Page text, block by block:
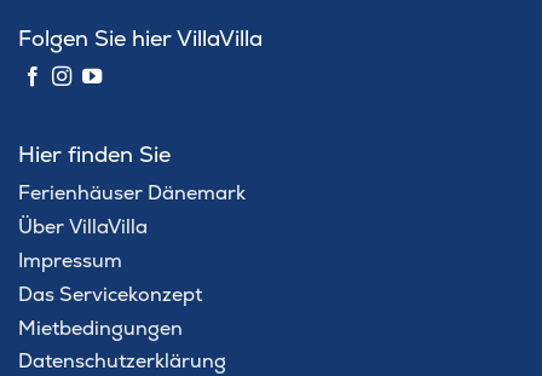
Folgen Sie hier VillaVilla
Hier finden Sie
Ferienhäuser Dänemark
Über VillaVilla
Impressum
Das Servicekonzept
Mietbedingungen
Datenschutzerklärung